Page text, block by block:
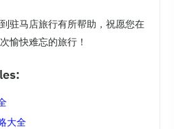
驻马店旅行有所帮助，祝愿您在
愉快难忘的旅行！
大全